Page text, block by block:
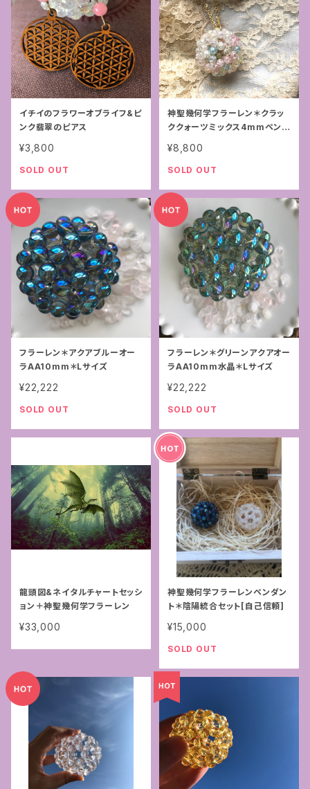
イチイのフラワーオブライフ&ピ
ンク翡翠のピアス
¥3,800
SOLD OUT
神聖幾何学フラーレン＊クラッ
ククォーツミックス4mmペンダ
¥8,800
SOLD OUT
フラーレン＊アクアブルーオー
ラAA10mm＊Lサイズ
¥22,222
SOLD OUT
フラーレン＊グリーンアクアオー
ラAA10mm水晶＊Lサイズ
¥22,222
SOLD OUT
龍頭図&ネイタルチャートセッシ
ョン＋神聖幾何学フラーレン
¥33,000
神聖幾何学フラーレンペンダン
ト＊陰陽統合セット[自己信頼]
¥15,000
SOLD OUT